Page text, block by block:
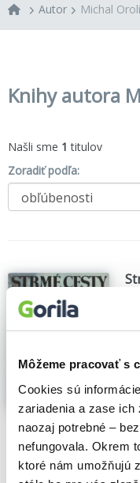
Môžeme pracovať s
Cookies sú
zariadenia a zase
naozaj potrebné –
nefungovala. Okrem
ktoré nám umožňujú
Autor Michal
Knihy autora
Našli sme 1 titulov
Zoradiť podľa:
🌴 Máme
2,50€